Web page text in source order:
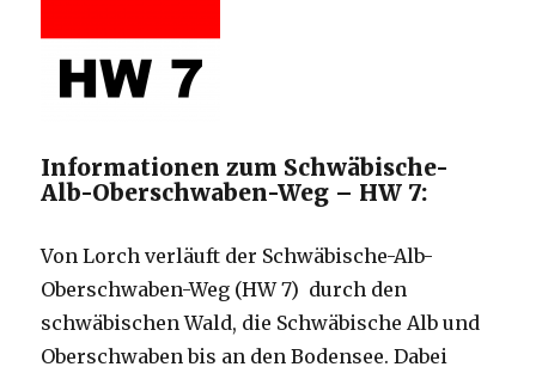
Informationen zum Schwäbische-
Alb-Oberschwaben-Weg – HW 7:
Von Lorch verläuft der Schwäbische-Alb-
Oberschwaben-Weg (HW 7) durch den
schwäbischen Wald, die Schwäbische Alb und
Oberschwaben bis an den Bodensee. Dabei